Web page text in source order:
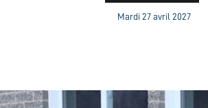
Mardi 27 avril 2027